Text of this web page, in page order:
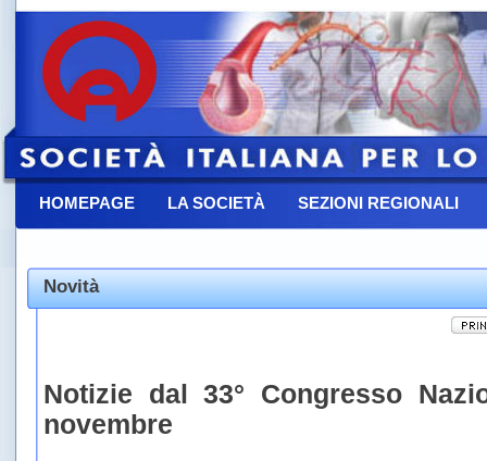
HOMEPAGE LA SOCIETÀ SEZIONI REGIONALI
Novità
Notizie dal 33° Congresso
novembre